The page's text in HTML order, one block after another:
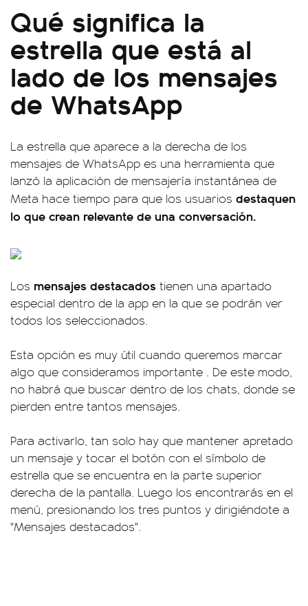
Qué significa la
estrella que está al
lado de los mensajes
de WhatsApp
La estrella que aparece a la derecha de los
mensajes de WhatsApp es una herramienta que
lanzó la aplicación de mensajería instantánea de
Meta hace tiempo para que los usuarios destaquen
lo que crean relevante de una conversación.
Los mensajes destacados tienen una apartado
especial dentro de la app en la que se podrán ver
todos los seleccionados.
Esta opción es muy útil cuando queremos marcar
algo que consideramos importante . De este modo,
no habrá que buscar dentro de los chats, donde se
pierden entre tantos mensajes.
Para activarlo, tan solo hay que mantener apretado
un mensaje y tocar el botón con el símbolo de
estrella que se encuentra en la parte superior
derecha de la pantalla. Luego los encontrarás en el
menú, presionando los tres puntos y dirigiéndote a
"Mensajes destacados".